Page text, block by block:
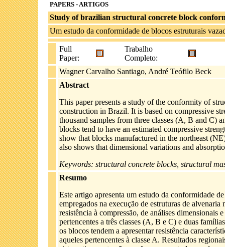
PAPERS - ARTIGOS
Study of brazilian structural concrete block
Um estudo da conformidade de blocos estruturais
Full
Paper:
Trabalho
Completo:
Wagner Carvalho Santiago, André Teófilo Beck
Abstract
This paper presents a study of the conformity of
construction in Brazil. It is based on compressive
thousand samples from three classes (A, B and C)
blocks tend to have an estimated compressive
show that blocks manufactured in the northeast
also shows that dimensional variations and
Keywords: structural concrete blocks, structural
Resumo
Este artigo apresenta um estudo da conformidade
empregados na execução de estruturas de
resistência à compressão, de análises dimensionais
pertencentes a três classes (A, B e C) e duas
os blocos tendem a apresentar resistência
aqueles pertencentes à classe A. Resultados